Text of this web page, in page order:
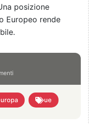
posizione
Europeo rende
ue